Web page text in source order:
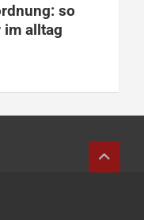
so
im alltag